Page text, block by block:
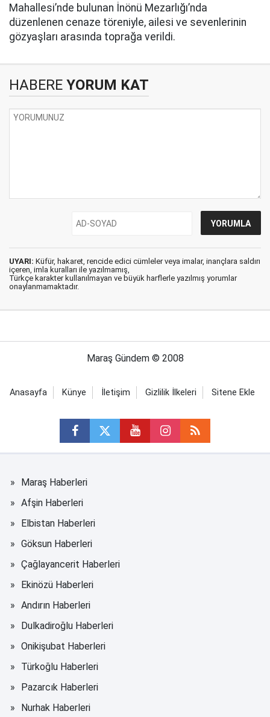
Mahallesi’nde bulunan İnönü Mezarlığı’nda
düzenlenen cenaze töreniyle, ailesi ve sevenlerinin
gözyaşları arasında toprağa verildi.
HABERE YORUM KAT
UYARI: Küfür, hakaret, rencide edici cümleler veya imalar, inançlara saldırı
içeren, imla kuralları ile yazılmamış,
Türkçe karakter kullanılmayan ve büyük harflerle yazılmış yorumlar
onaylanmamaktadır.
Maraş Gündem © 2008
Anasayfa Künye İletişim Gizlilik İlkeleri Sitene Ekle
Maraş Haberleri
Afşin Haberleri
Elbistan Haberleri
Göksun Haberleri
Çağlayancerit Haberleri
Ekinözü Haberleri
Andırın Haberleri
Dulkadiroğlu Haberleri
Onikişubat Haberleri
Türkoğlu Haberleri
Pazarcık Haberleri
Nurhak Haberleri